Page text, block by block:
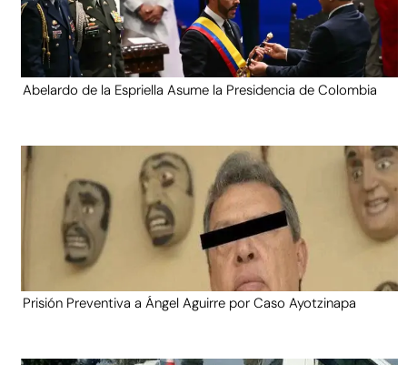
Abelardo de la Espriella Asume la Presidencia de Colombia
Prisión Preventiva a Ángel Aguirre por Caso Ayotzinapa